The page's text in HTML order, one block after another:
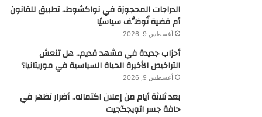
الدراجات المحجوزة في نواكشوط.. تطبيق للقانون
أم قضية تُوظَّف سياسيًا
أغسطس 9, 2026
أحزاب جديدة في مشهد قديم.. هل تنعش
التراخيص الأخيرة الحياة السياسية في موريتانيا؟
أغسطس 9, 2026
بعد ثلاثة أيام من إعلان اكتماله.. أضرار تظهر في
حافة جسر اتويجگجيت